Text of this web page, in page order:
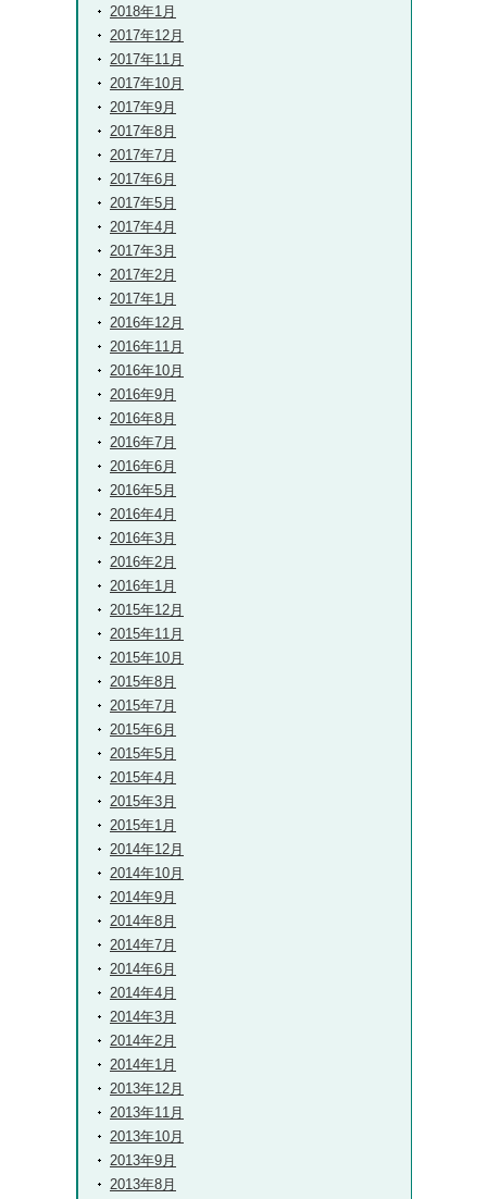
2018年1月
2017年12月
2017年11月
2017年10月
2017年9月
2017年8月
2017年7月
2017年6月
2017年5月
2017年4月
2017年3月
2017年2月
2017年1月
2016年12月
2016年11月
2016年10月
2016年9月
2016年8月
2016年7月
2016年6月
2016年5月
2016年4月
2016年3月
2016年2月
2016年1月
2015年12月
2015年11月
2015年10月
2015年8月
2015年7月
2015年6月
2015年5月
2015年4月
2015年3月
2015年1月
2014年12月
2014年10月
2014年9月
2014年8月
2014年7月
2014年6月
2014年4月
2014年3月
2014年2月
2014年1月
2013年12月
2013年11月
2013年10月
2013年9月
2013年8月